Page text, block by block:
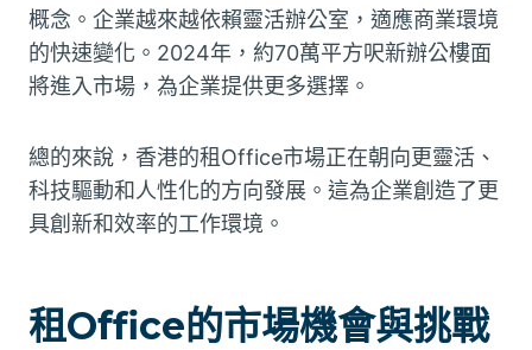
概念。企業越來越依賴靈活辦公室，適應商業環境
的快速變化。2024年，約70萬平方呎新辦公樓面
將進入市場，為企業提供更多選擇。
總的來說，香港的租Office市場正在朝向更靈活、
科技驅動和人性化的方向發展。這為企業創造了更
具創新和效率的工作環境。
租Office的市場機會與挑戰